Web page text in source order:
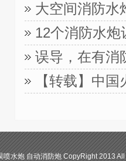
大空间消防水
12个消防水
误导，在有消
【转载】中
喷水炮 自动消防炮 CopyRight 2013